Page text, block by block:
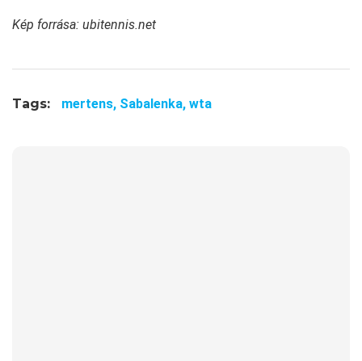
Kép forrása: ubitennis.net
Tags: mertens, Sabalenka, wta